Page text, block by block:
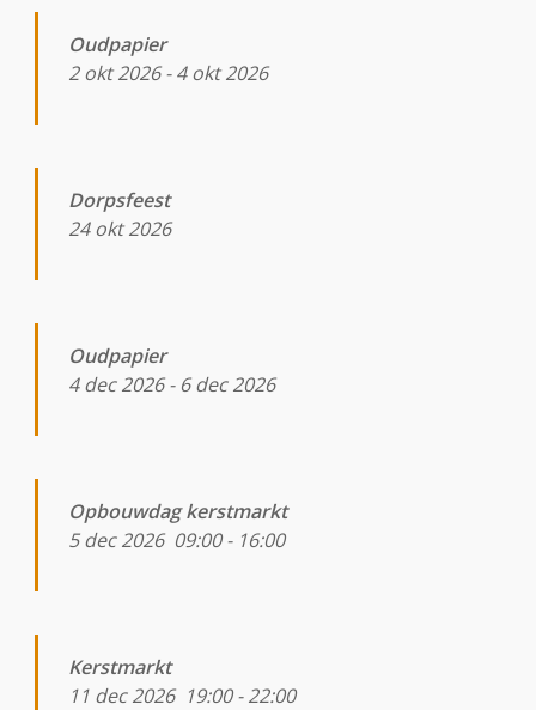
Oudpapier
2 okt 2026-4 okt 2026
Dorpsfeest
24 okt 2026
Oudpapier
4 dec 2026- 6 dec 2026
Opbouwdag kerstmarkt
5 dec 2026 09:00- 16:00
Kerstmarkt
11 dec 2026 19:00-22:00